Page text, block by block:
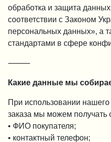
обработка и защита
соответствии с Законом
персональных данных», а
стандартами в сфере
⸻
Какие данные мы
При использовании
заказа мы можем получать
• ФИО покупателя;
• контактный телефон;